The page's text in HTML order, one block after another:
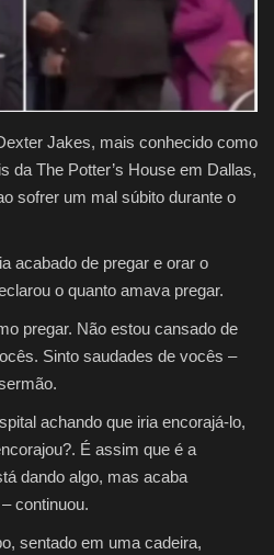
Jakes, mais conhecido como
da The Potter’s House em Dallas,
sofrer um mal súbito durante o
acabado de pregar e orar o
o quanto amava pregar.
pregar. Não estou cansado de
Sinto saudades de vocês –
achando que iria encorajá-lo,
É assim que é a
dando algo, mas acaba
continuou.
sentado em uma cadeira,